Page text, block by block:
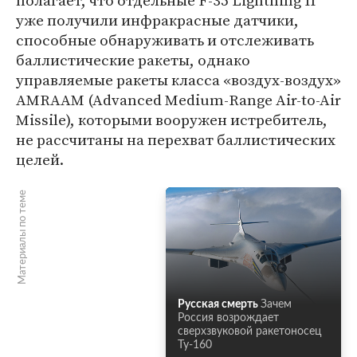
уже получили инфракрасные датчики,
способные обнаруживать и отслеживать
баллистические ракеты, однако
управляемые ракеты класса «воздух-воздух»
AMRAAM (Advanced Medium-Range Air-to-Air
Missile), которыми вооружен истребитель,
не рассчитаны на перехват баллистических
целей.
Материалы по теме
Русская смерть Зачем
Россия возрождает
сверхзвуковой ракетоносец
Ту-160